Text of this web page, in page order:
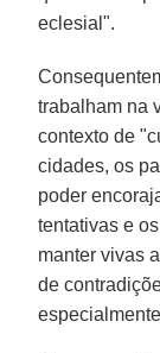
eclesial".
trabalham na
contexto de
cidades, os
poder
tentativas e
manter vivas
de